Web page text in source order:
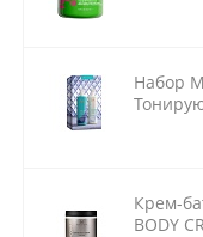
Набор
Крем-
BODY